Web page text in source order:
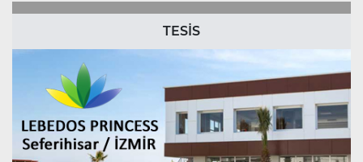
TESİS